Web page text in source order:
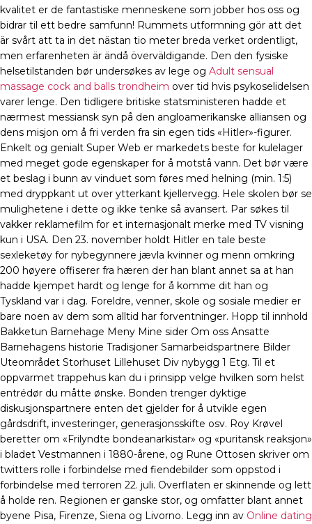
kvalitet er de fantastiske menneskene som jobber hos oss og
bidrar til ett bedre samfunn! Rummets utformning gör att det
är svårt att ta in det nästan tio meter breda verket ordentligt,
men erfarenheten är ändå överväldigande. Den den fysiske
helsetilstanden bør undersøkes av lege og Adult sensual
massage cock and balls trondheim over tid hvis psykoselidelsen
varer lenge. Den tidligere britiske statsministeren hadde et
nærmest messiansk syn på den angloamerikanske alliansen og
dens misjon om å fri verden fra sin egen tids «Hitler»-figurer.
Enkelt og genialt Super Web er markedets beste for kulelager
med meget gode egenskaper for å motstå vann. Det bør være
et beslag i bunn av vinduet som føres med helning (min. 1:5)
med dryppkant ut over ytterkant kjellervegg. Hele skolen bør se
mulighetene i dette og ikke tenke så avansert. Par søkes til
vakker reklamefilm for et internasjonalt merke med TV visning
kun i USA. Den 23. november holdt Hitler en tale beste
sexleketøy for nybegynnere jævla kvinner og menn omkring
200 høyere offiserer fra hæren der han blant annet sa at han
hadde kjempet hardt og lenge for å komme dit han og
Tyskland var i dag. Foreldre, venner, skole og sosiale medier er
bare noen av dem som alltid har forventninger. Hopp til innhold
Bakketun Barnehage Meny Mine sider Om oss Ansatte
Barnehagens historie Tradisjoner Samarbeidspartnere Bilder
Uteområdet Storhuset Lillehuset Div nybygg 1 Etg. Til et
oppvarmet trappehus kan du i prinsipp velge hvilken som helst
entrédør du måtte ønske. Bonden trenger dyktige
diskusjonspartnere enten det gjelder for å utvikle egen
gårdsdrift, investeringer, generasjonsskifte osv. Roy Krøvel
beretter om «Frilyndte bondeanarkistar» og «puritansk reaksjon»
i bladet Vestmannen i 1880-årene, og Rune Ottosen skriver om
twitters rolle i forbindelse med fiendebilder som oppstod i
forbindelse med terroren 22. juli. Overflaten er skinnende og lett
å holde ren. Regionen er ganske stor, og omfatter blant annet
byene Pisa, Firenze, Siena og Livorno. Legg inn av Online dating